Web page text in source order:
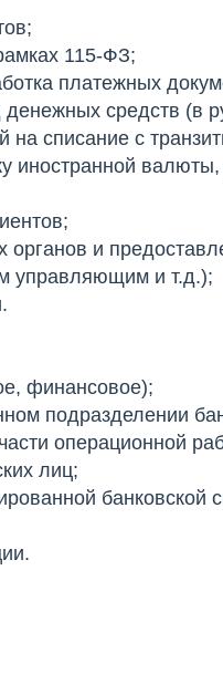
115-ФЗ;
платежных
средств (в
списание с
иностранной
органов и
управляющим и т.д.);
финансовое);
подразделении
операционной
лиц;
банковской